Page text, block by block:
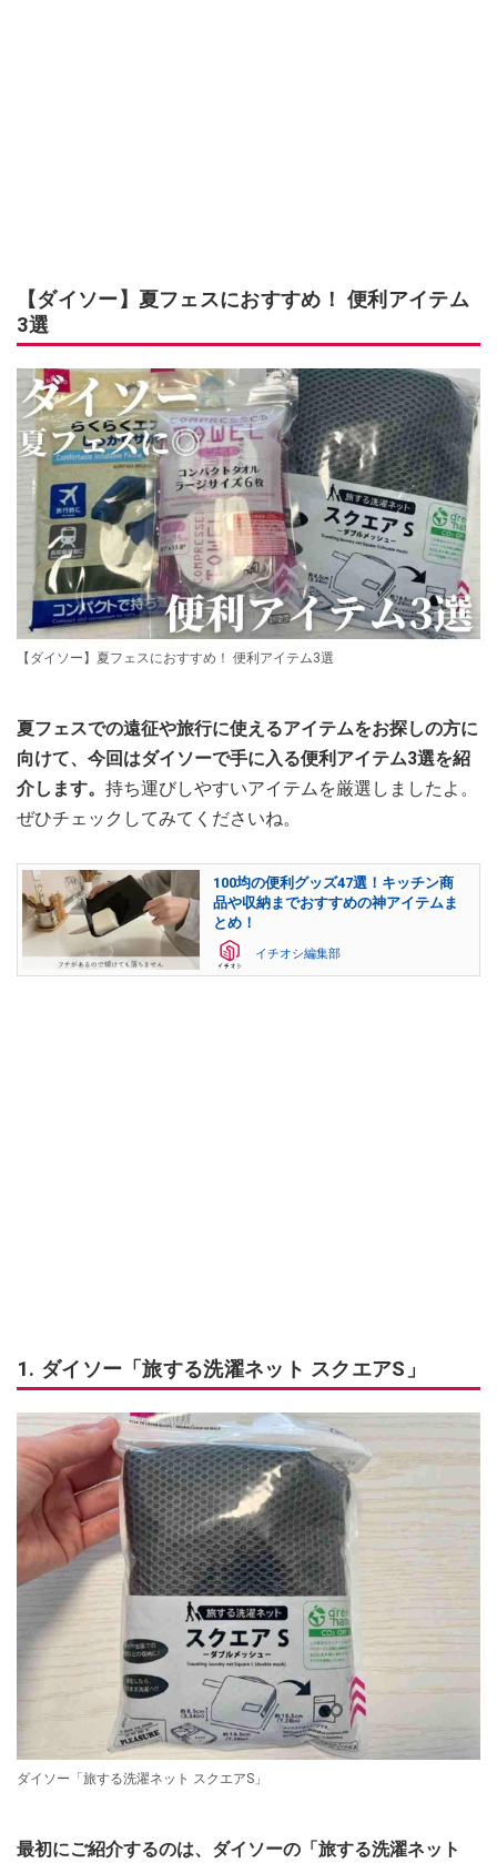
【ダイソー】夏フェスにおすすめ！ 便利アイテム
3選
【ダイソー】夏フェスにおすすめ！ 便利アイテム3選
夏フェスでの遠征や旅行に使えるアイテムをお探しの方に
向けて、今回はダイソーで手に入る便利アイテム3選を紹
介します。 持ち運びしやすいアイテムを厳選しましたよ。
ぜひチェックしてみてくださいね。
100均の便利グッズ47選！キッチン商
品や収納までおすすめの神アイテムま
とめ！
イチオシ編集部
1. ダイソー「旅する洗濯ネット スクエアS」
ダイソー「旅する洗濯ネット スクエアS」
最初にご紹介するのは、ダイソーの「旅する洗濯ネット